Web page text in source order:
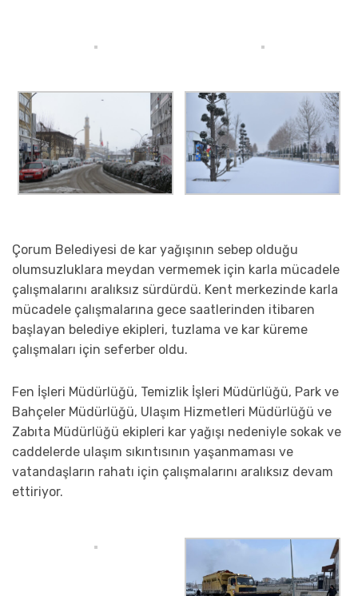
Çorum Belediyesi de kar yağışının sebep olduğu
olumsuzluklara meydan vermemek için karla mücadele
çalışmalarını aralıksız sürdürdü. Kent merkezinde karla
mücadele çalışmalarına gece saatlerinden itibaren
başlayan belediye ekipleri, tuzlama ve kar küreme
çalışmaları için seferber oldu.
Fen İşleri Müdürlüğü, Temizlik İşleri Müdürlüğü, Park ve
Bahçeler Müdürlüğü, Ulaşım Hizmetleri Müdürlüğü ve
Zabıta Müdürlüğü ekipleri kar yağışı nedeniyle sokak ve
caddelerde ulaşım sıkıntısının yaşanmaması ve
vatandaşların rahatı için çalışmalarını aralıksız devam
ettiriyor.